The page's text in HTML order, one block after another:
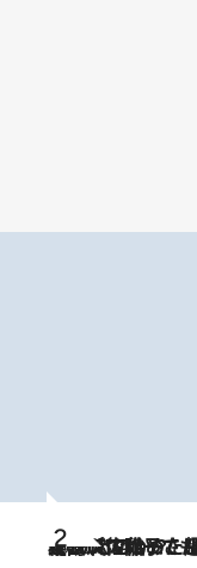
2026.8.5
【阿川佐和子さんの年とる力】なぜ70代で始めた趣味は“こんなに楽しい”のか？ ピアノ、俳句…スランプに陥っても続けられる“ある秘訣”とは